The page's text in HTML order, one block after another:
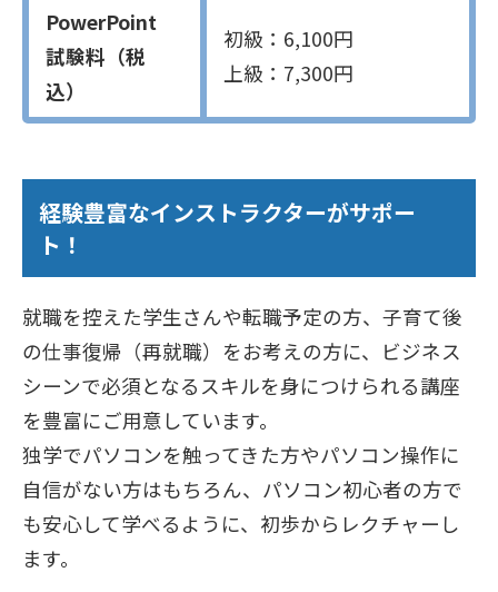
PowerPoint
試験料（税
込）
初級：6,100円
上級：7,300円
経験豊富なインストラクターがサポー
ト！
就職を控えた学生さんや転職予定の方、子育て後
の仕事復帰（再就職）をお考えの方に、ビジネス
シーンで必須となるスキルを身につけられる講座
を豊富にご用意しています。
独学でパソコンを触ってきた方やパソコン操作に
自信がない方はもちろん、パソコン初心者の方で
も安心して学べるように、初歩からレクチャーし
ます。